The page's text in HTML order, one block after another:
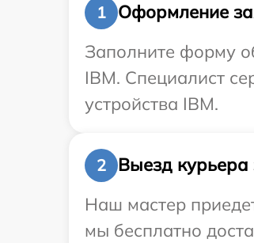
1
Оформление
Заполните форму
IBM. Специалист
устройства IBM.
2
Выезд курьера
Наш мастер
мы бесплатно